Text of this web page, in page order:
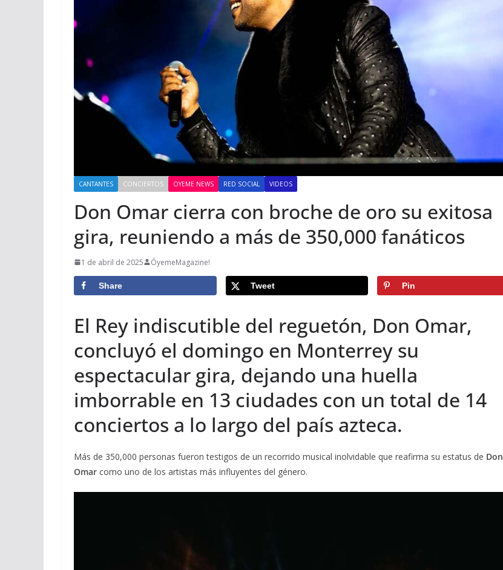
CANTANTES CONCIERTOS OYEME NEWS RED SOCIAL VIDEOS
Don Omar cierra con broche de oro su exitosa
gira, reuniendo a más de 350,000 fanáticos
1 de abril de 2025 ÓyemeMagazine!
Share Tweet Pin
El Rey indiscutible del reguetón, Don Omar,
concluyó el domingo en Monterrey su
espectacular gira, dejando una huella
imborrable en 13 ciudades con un total de 14
conciertos a lo largo del país azteca.
Más de 350,000 personas fueron testigos de un recorrido musical inolvidable que reafirma su estatus de Don
Omar como uno de los artistas más influyentes del género.